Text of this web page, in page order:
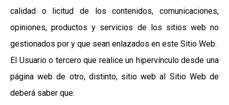
calidad o licitud de los contenidos, comunicaciones,
opiniones, productos y servicios de los sitios web no
gestionados por y que sean enlazados en este Sitio Web.
El Usuario o tercero que realice un hipervínculo desde una
página web de otro, distinto, sitio web al Sitio Web de
deberá saber que: